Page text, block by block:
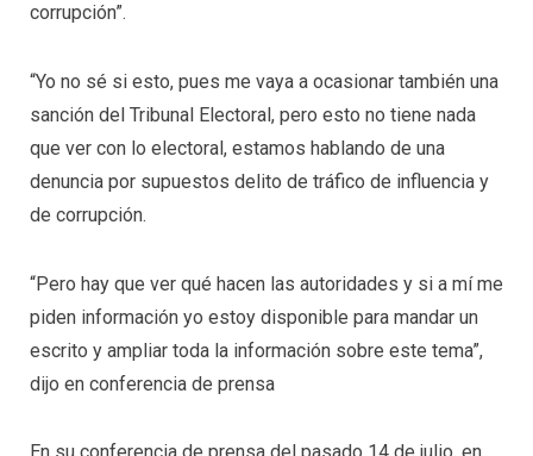
corrupción”.
“Yo no sé si esto, pues me vaya a ocasionar también una
sanción del Tribunal Electoral, pero esto no tiene nada
que ver con lo electoral, estamos hablando de una
denuncia por supuestos delito de tráfico de influencia y
de corrupción.
“Pero hay que ver qué hacen las autoridades y si a mí me
piden información yo estoy disponible para mandar un
escrito y ampliar toda la información sobre este tema”,
dijo en conferencia de prensa